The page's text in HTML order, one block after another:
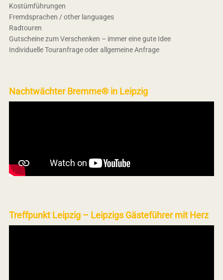
Kostümführungen
Fremdsprachen / other languages
Radtouren
Gutscheine zum Verschenken – immer eine gute Idee
Individuelle Touranfrage oder allgemeine Anfrage
Nachtwächter Bremme® in Leipzig
Treffpunkt Leipzig – Leipzigs Gästeführer mit Herz